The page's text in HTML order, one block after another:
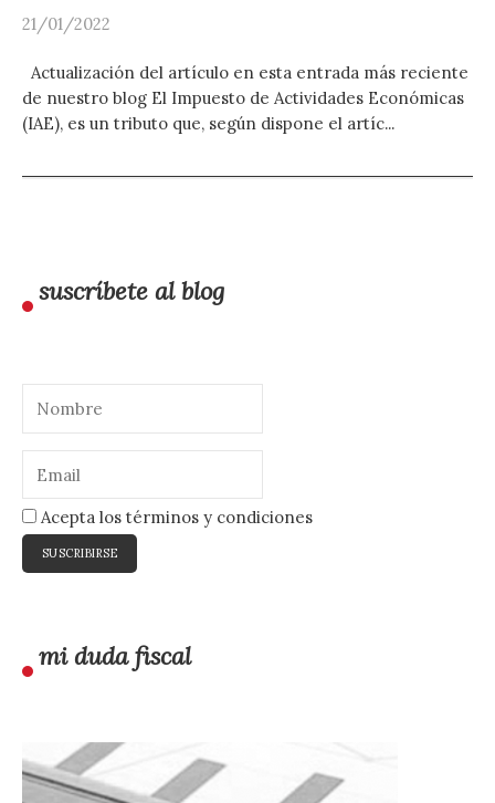
21/01/2022
Actualización del artículo en esta entrada más reciente
de nuestro blog El Impuesto de Actividades Económicas
(IAE), es un tributo que, según dispone el artíc...
suscríbete al blog
Acepta los términos y condiciones
mi duda fiscal